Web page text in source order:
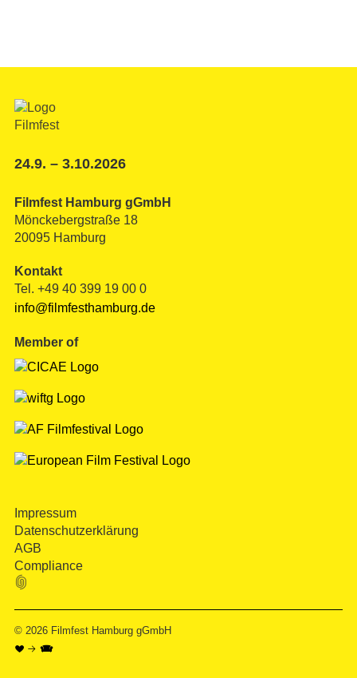
24.9. – 3.10.2026
Filmfest Hamburg gGmbH
Mönckebergstraße 18
20095 Hamburg
Kontakt
Tel. +49 40 399 19 00 0
info@filmfesthamburg.de
Member of
Impressum
Datenschutzerklärung
AGB
Compliance

© 2026 Filmfest Hamburg gGmbH
♥ → 